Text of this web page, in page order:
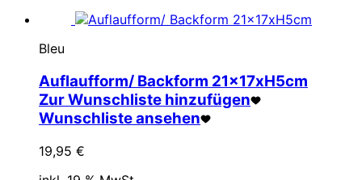
Bleu
Auflaufform/ Backform 21x17xH5cm
Zur Wunschliste hinzufügen
Wunschliste ansehen
19,95 €